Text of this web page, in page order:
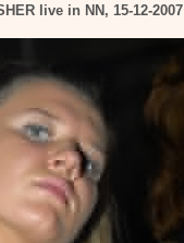
live in NN, 15-12-2007